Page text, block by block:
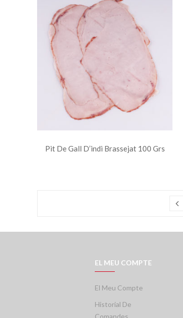
Pit De Gall D’indi Brassejat 100 Grs
EL MEU COMPTE
El Meu Compte
Historial De
Comandes